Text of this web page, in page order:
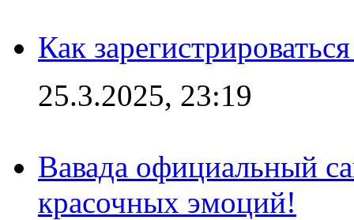
Как
25.3.2025, 23:19
Вавада официальный
красочных эмоций!